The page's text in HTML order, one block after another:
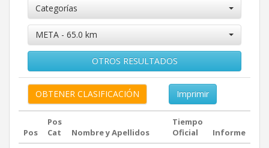
Categorías
META - 65.0 km
OTROS RESULTADOS
Imprimir
Pos
Pos
Cat
Nombre y Apellidos
Tiempo
Oficial
Informe